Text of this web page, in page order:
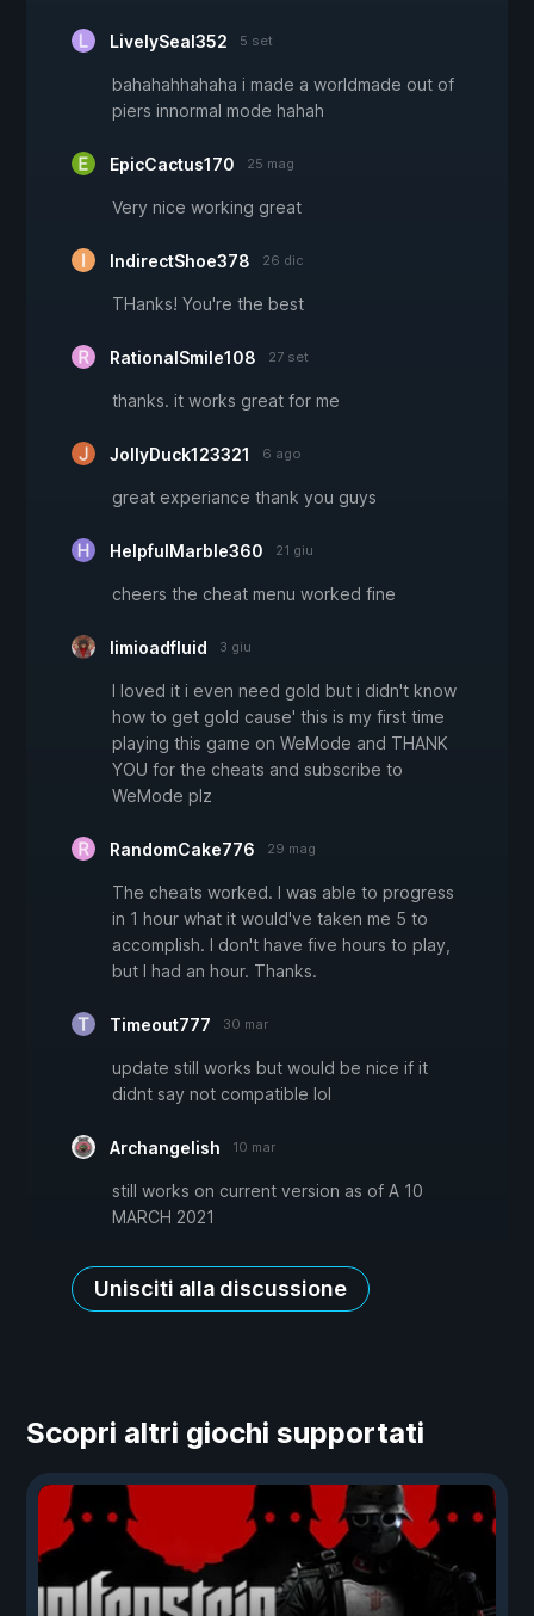
LivelySeal352 5 set
bahahahhahaha i made a worldmade out of
piers innormal mode hahah
EpicCactus170 25 mag
Very nice working great
IndirectShoe378 26 dic
THanks! You're the best
RationalSmile108 27 set
thanks. it works great for me
JollyDuck123321 6 ago
great experiance thank you guys
HelpfulMarble360 21 giu
cheers the cheat menu worked fine
limioadfluid 3 giu
I loved it i even need gold but i didn't know
how to get gold cause' this is my first time
playing this game on WeMode and THANK
YOU for the cheats and subscribe to
WeMode plz
RandomCake776 29 mag
The cheats worked. I was able to progress
in 1 hour what it would've taken me 5 to
accomplish. I don't have five hours to play,
but I had an hour. Thanks.
Timeout777 30 mar
update still works but would be nice if it
didnt say not compatible lol
Archangelish 10 mar
still works on current version as of A 10
MARCH 2021
Unisciti alla discussione
Scopri altri giochi supportati